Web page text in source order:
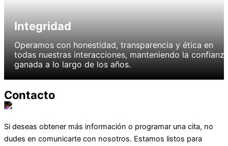
Integridad
Operamos con honestidad, transparencia y ética en
todas nuestras interacciones, manteniendo la
ganada a lo largo de los años.
Contacto
Si deseas obtener más información o programar una cita, no
dudes en comunicarte con nosotros. Estamos listos para